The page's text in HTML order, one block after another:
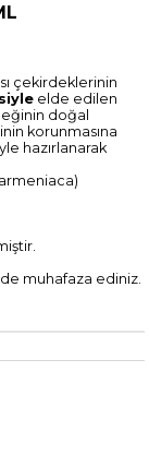
çekirdeklerinin
elde edilen
doğal
korunmasına
hazırlanarak
armeniaca)
muhafaza ediniz.